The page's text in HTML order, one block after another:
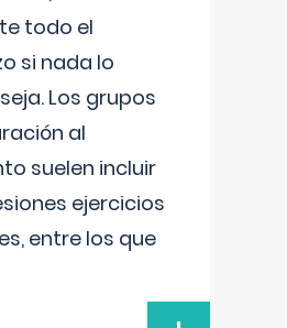
todo el
si nada lo
Los grupos
al
suelen incluir
ejercicios
entre los que